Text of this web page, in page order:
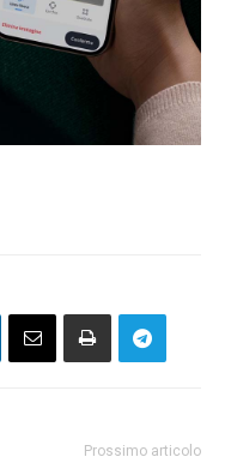
Prossimo articolo